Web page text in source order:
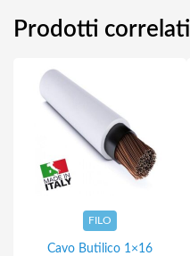
Prodotti correlati
FILO
Cavo Butilico 1×16